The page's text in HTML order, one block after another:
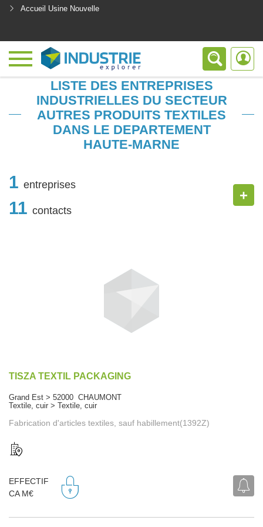
Accueil Usine Nouvelle
LISTE DES ENTREPRISES
INDUSTRIELLES DU SECTEUR
AUTRES PRODUITS TEXTILES
DANS LE DEPARTEMENT
HAUTE-MARNE
1 entreprises
11 contacts
+
TISZA TEXTIL PACKAGING
Grand Est > 52000 CHAUMONT
Textile, cuir > Textile, cuir
Fabrication d'articles textiles, sauf habillement(1392Z)
EFFECTIF
CA M€